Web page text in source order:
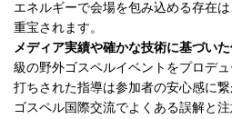
エネルギーで会場を包み込める存在
重宝されます。
メディア実績や確かな技術に基づいた
級の野外ゴスペルイベントをプロデ
打ちされた指導は参加者の安心感に繋
ゴスペル国際交流でよくある誤解と注